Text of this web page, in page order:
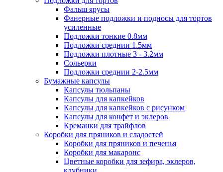
Фальш ярусы
Фанерные подложки и подносы для тортов
усиленные
Подложки тонкие 0.8мм
Подложки среднии 1.5мм
Подложки плотные 3 - 3.2мм
Сольерки
Подложки среднии 2-2.5мм
Бумажные капсулы
Капсулы тюльпаны
Капсулы для капкейков
Капсулы для капкейков с рисунком
Капсулы для конфет и эклеров
Креманки для трайфлов
Коробки для пряников и сладостей
Коробки для пряников и печенья
Коробки для макаронс
Цветные коробки для зефира, эклеров,
клубники